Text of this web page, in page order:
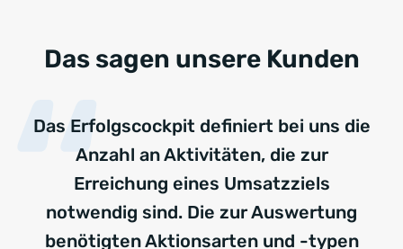
Das sagen unsere Kunden
Das Erfolgscockpit definiert bei uns die
Anzahl an Aktivitäten, die zur
Erreichung eines Umsatzziels
notwendig sind. Die zur Auswertung
benötigten Aktionsarten und -typen